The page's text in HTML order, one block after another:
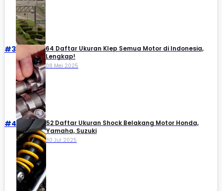
#3
64 Daftar Ukuran Klep Semua Motor di Indonesia,
Lengkap!
08 Mei 2025
#4
52 Daftar Ukuran Shock Belakang Motor Honda,
Yamaha, Suzuki​
30 Jul 2025